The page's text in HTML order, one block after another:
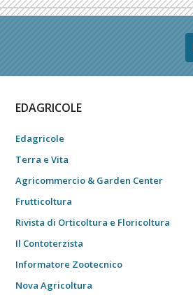
EDAGRICOLE
Edagricole
Terra e Vita
Agricommercio & Garden Center
Frutticoltura
Rivista di Orticoltura e Floricoltura
Il Contoterzista
Informatore Zootecnico
Nova Agricoltura